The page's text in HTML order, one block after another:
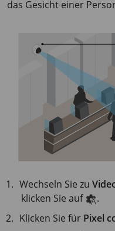
das Gesicht einer
Wechseln Sie zu
klicken Sie auf
.
Klicken Sie für Pixel